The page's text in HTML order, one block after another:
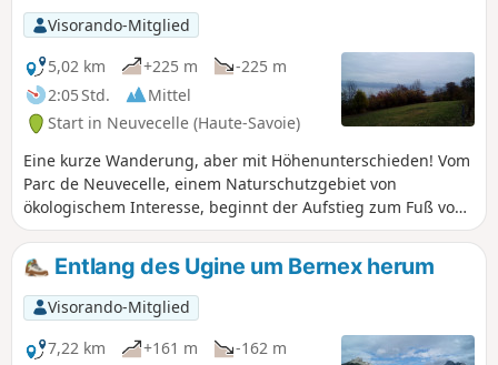
Visorando-Mitglied
5,02 km
+225 m
-225 m
2:05 Std.
Mittel
Start in Neuvecelle (Haute-Savoie)
Eine kurze Wanderung, aber mit Höhenunterschieden! Vom
Parc de Neuvecelle, einem Naturschutzgebiet von
ökologischem Interesse, beginnt der Aufstieg zum Fuß von
Saint-Paul-en-Chablais, wo man zwischen Wiesen
hindurchwandert. Der Rückweg führt größtenteils durch
schöne Kastanienwälder. Es erwarten Sie mehrere herrliche
Ausblicke auf den Genfer See.
Entlang des Ugine um Bernex herum
Visorando-Mitglied
7,22 km
+161 m
-162 m